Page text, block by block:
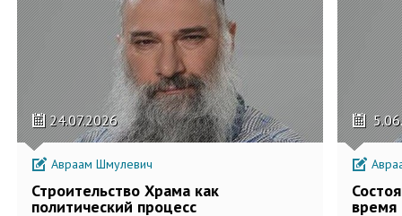
24.07.2026
Авраам Шмулевич
Строительство Храма как
политический процесс время